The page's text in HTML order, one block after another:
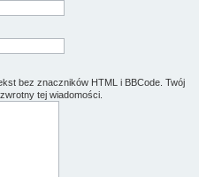
bez znaczników HTML i BBCode. Twój
tej wiadomości.